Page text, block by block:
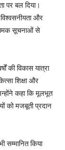
पर बल दिया।
और
सूचनाओं से
की विकास यात्रा
शिक्षा और
कहा कि मूलभूत
को मजबूती प्रदान
सम्मानित किया